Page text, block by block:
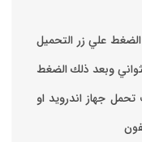
علي زر التحميل
وبعد ذلك الضغط
جهاز اندرويد او